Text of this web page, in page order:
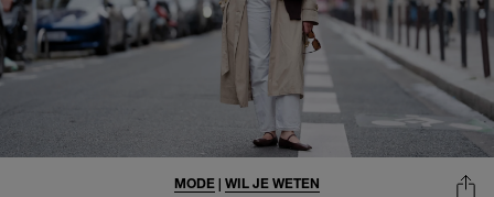
MODE | WIL JE WETEN